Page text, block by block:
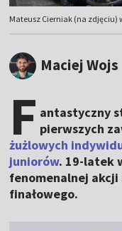
Mateusz Cierniak (na zdjęciu)
Maciej Wojs
F antastyczny
pierwszych
żużlowych
juniorów. 19-latek
fenomenalnej
finałowego.